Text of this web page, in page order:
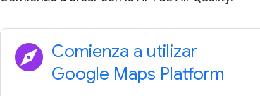
explore Comienza a utilizar
Google Maps Platform